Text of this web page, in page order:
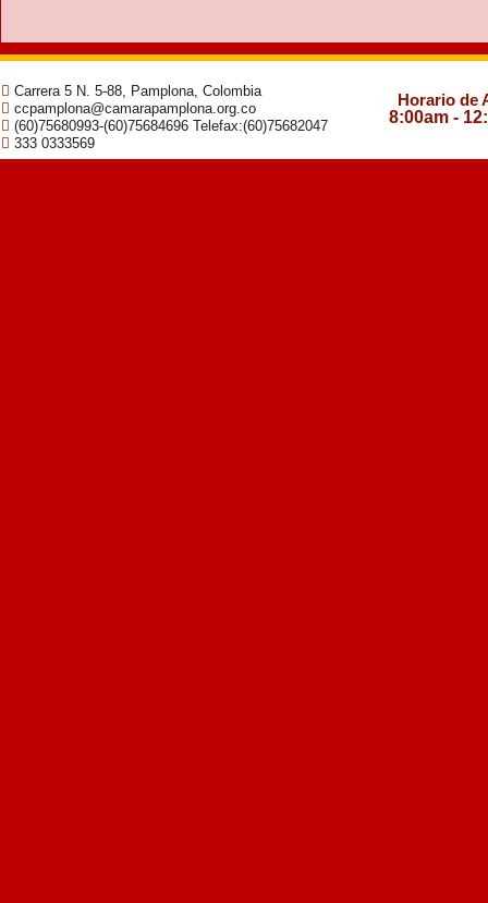
Carrera 5 N. 5-88, Pamplona, Colombia
ccpamplona@camarapamplona.org.co
(60)75680993-(60)75684696 Telefax:(60)75682047
333 0333569
Horario de
8:00am -